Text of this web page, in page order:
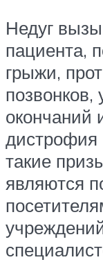
Недуг
пациента,
грыжи,
окончаний
такие
являются